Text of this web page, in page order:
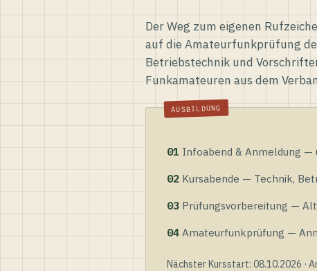
Der Weg zum eigenen
auf die Amateurfunkprüfung
Betriebstechnik und
Funkamateuren aus dem
01 Infoabend & Anmeldung —
02 Kursabende — Technik,
03 Prüfungsvorbereitung —
04 Amateurfunkprüfung —
Nächster Kursstart: 08.10.2026 ·